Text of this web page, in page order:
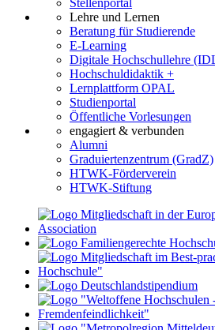
Lehre und Lernen
Beratung für Studierende
E-Learning
Digitale Hochschullehre
Hochschuldidaktik +
Lernplattform OPAL
Studienportal
Öffentliche Vorlesungen
engagiert & verbunden
Alumni
Graduiertenzentrum (GradZ)
HTWK-Förderverein
HTWK-Stiftung